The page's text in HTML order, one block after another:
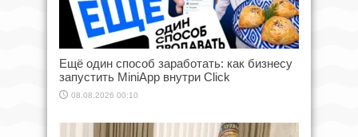
Ещё один способ заработать: как бизнесу
запустить MiniApp внутри Click
08.08.2026 00:10